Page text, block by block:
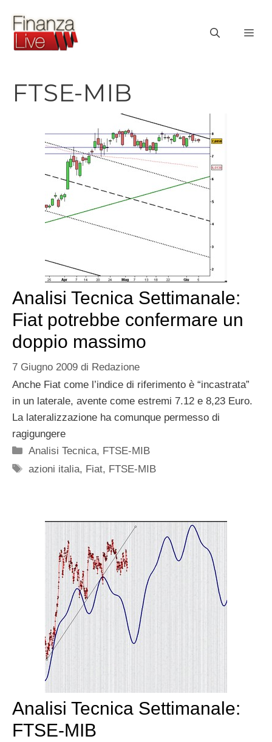
contenuto
FTSE-MIB
Analisi Tecnica Settimanale:
Fiat potrebbe confermare un
doppio massimo
7 Giugno 2009 di Redazione
Anche Fiat come l’indice di riferimento è “incastrata”
in un laterale, avente come estremi 7.12 e 8,23 Euro.
La lateralizzazione ha comunque permesso di
ragigungere
Categorie
Analisi Tecnica, FTSE-MIB
Tag
azioni italia, Fiat, FTSE-MIB
Analisi Tecnica Settimanale:
FTSE-MIB